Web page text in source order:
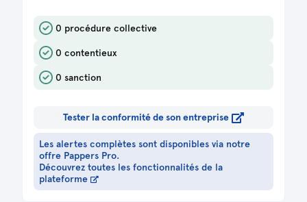
0 procédure collective
0 contentieux
0 sanction
Tester la conformité de son entreprise
Les alertes complètes sont disponibles via notre
offre Pappers Pro.
Découvrez toutes les fonctionnalités de la
plateforme